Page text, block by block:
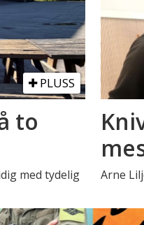
PLUSS
to
med tydelig
Arne